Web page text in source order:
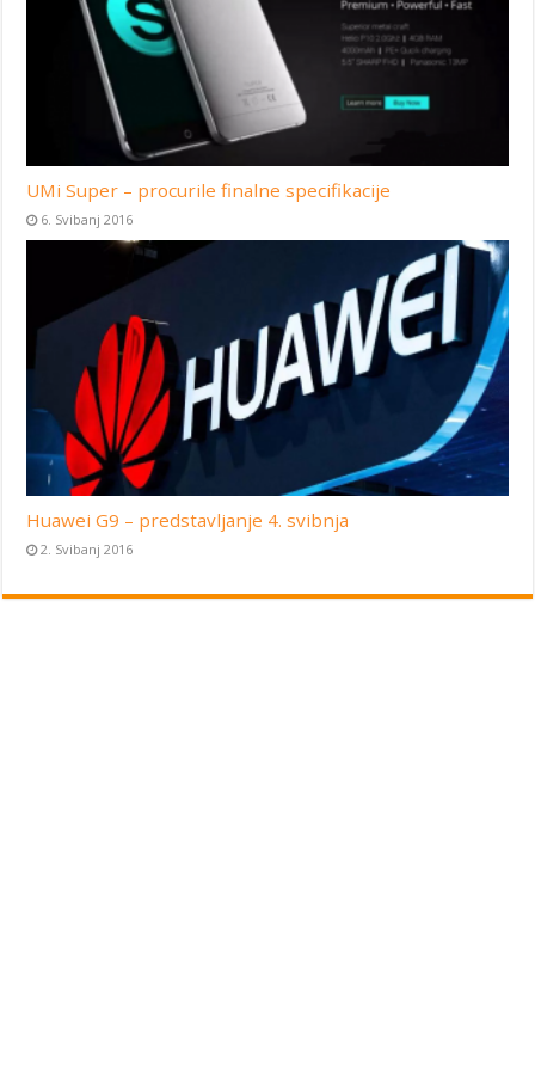
UMi Super – procurile finalne specifikacije
6. Svibanj 2016
Huawei G9 – predstavljanje 4. svibnja
2. Svibanj 2016